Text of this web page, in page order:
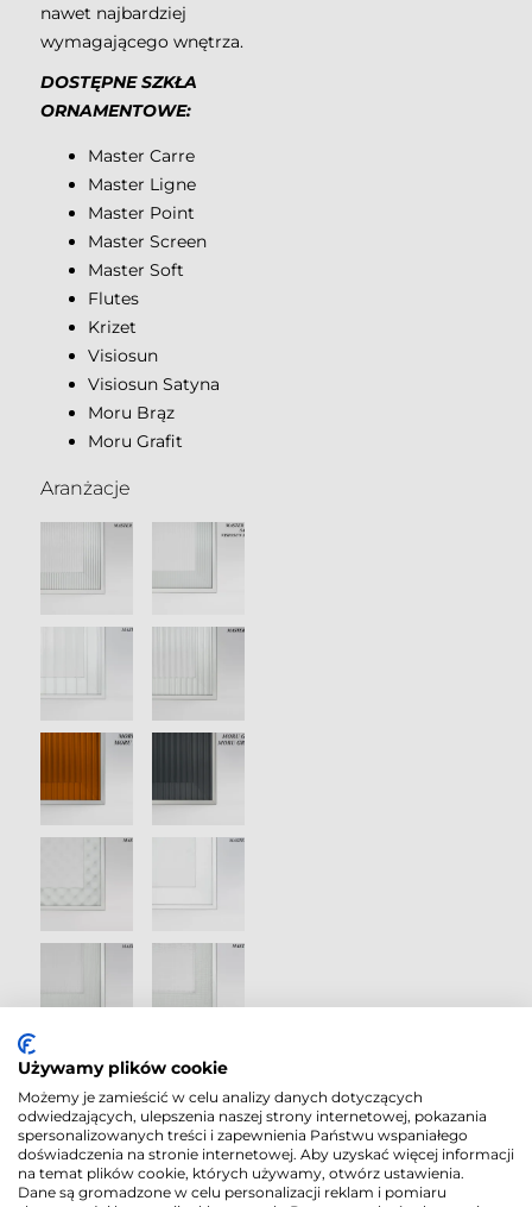
nawet najbardziej
wymagającego wnętrza.
DOSTĘPNE SZKŁA
ORNAMENTOWE:
Master Carre
Master Ligne
Master Point
Master Screen
Master Soft
Flutes
Krizet
Visiosun
Visiosun Satyna
Moru Brąz
Moru Grafit
Aranżacje
Używamy plików cookie
Możemy je zamieścić w celu analizy danych dotyczących
odwiedzających, ulepszenia naszej strony internetowej, pokazania
spersonalizowanych treści i zapewnienia Państwu wspaniałego
doświadczenia na stronie internetowej. Aby uzyskać więcej informacji
na temat plików cookie, których używamy, otwórz ustawienia.
Dane są gromadzone w celu personalizacji reklam i pomiaru